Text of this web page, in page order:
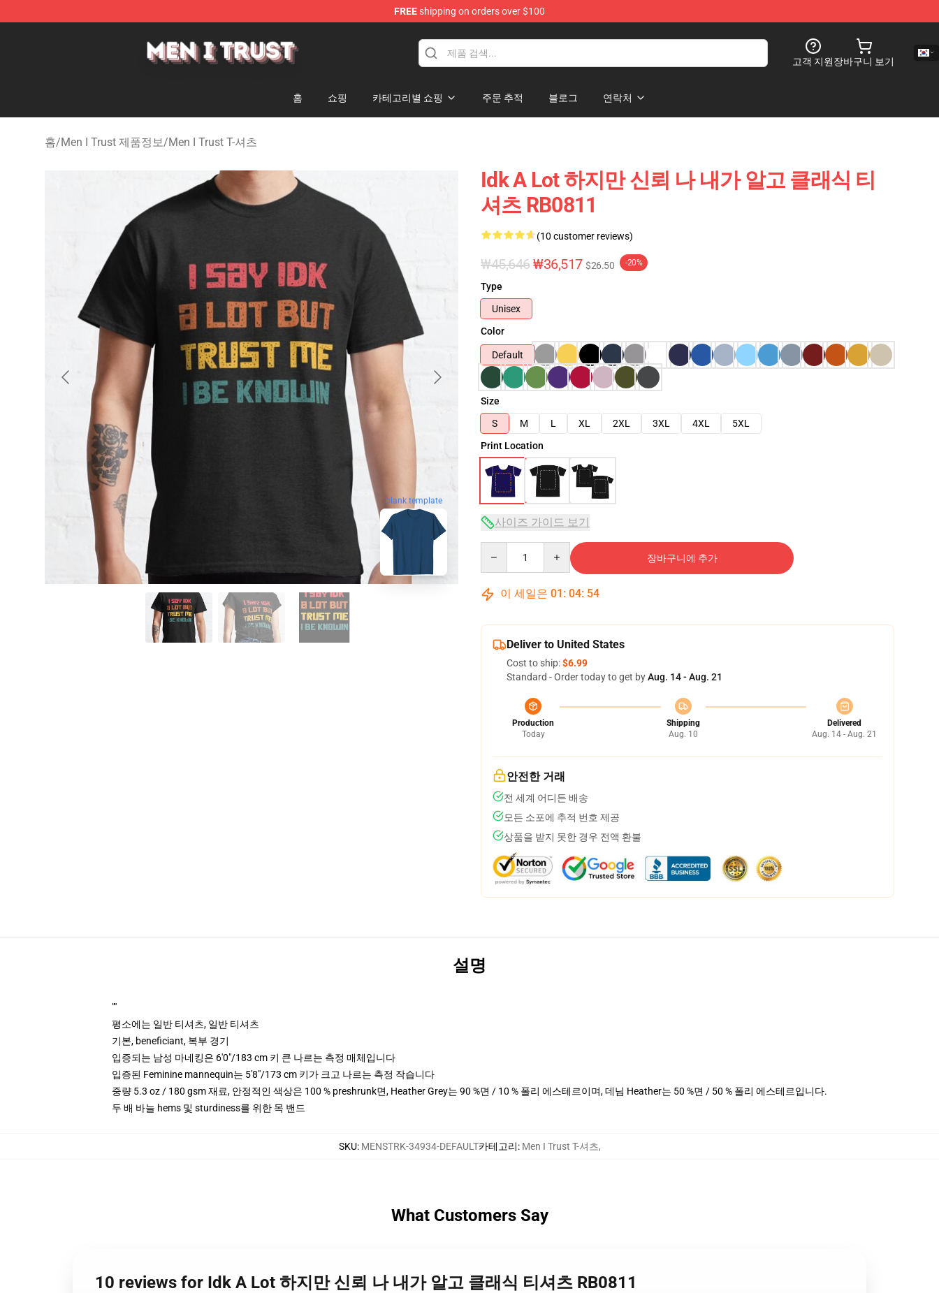
FREEshipping on orders over $100
고객 지원장바구니 보기
홈 쇼핑 카테고리별 쇼핑 주문 추적 블로그 연락처
홈/Men I Trust 제품정보/Men I Trust T-셔츠
blank template
Idk A Lot 하지만 신뢰 나 내가 알고 클래식 티
셔츠 RB0811
(10 customer reviews)
₩45,646₩36,517 $26.50 -20%
Type
Unisex
Color
Default
Size
S
M L XL 2XL 3XL 4XL
5XL
Print Location
사이즈 가이드 보기
장바구니에 추가
이 세일은 01 : 04: 53
Deliver to United States
Cost to ship:$6.99
Standard - Order today to get byAug. 14 - Aug. 21
Production
Today
Shipping
Aug. 10
Delivered
Aug. 14 - Aug. 21
안전한 거래
전 세계 어디든 배송
모든 소포에 추적 번호 제공
상품을 받지 못한 경우 전액 환불
설명
""
평소에는 일반 티셔츠, 일반 티셔츠
기본, beneficiant, 복부 경기
입증되는 남성 마네킹은 6'0"/183 cm 키 큰 나르는 측정 매체입니다
입증된 Feminine mannequin는 5'8"/173 cm 키가 크고 나르는 측정 작습니다
중량 5.3 oz / 180 gsm 재료, 안정적인 색상은 100 % preshrunk면, Heather Grey는 90 %면 / 10 % 폴리 에스테르이며, 데님 Heather는 50 %면 / 50 % 폴리 에스테르입니다.
두 배 바늘 hems 및 sturdiness를 위한 목 밴드
SKU: MENSTRK-34934-DEFAULT카테고리: Men I Trust T-셔츠,
What Customers Say
10 reviews for Idk A Lot 하지만 신뢰 나 내가 알고 클래식 티셔츠 RB0811